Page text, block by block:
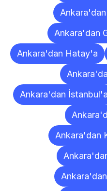
Ankara'dan
Ankara'dan Hatay'a
Ankara'dan İstanbul'a
Ankara'dan